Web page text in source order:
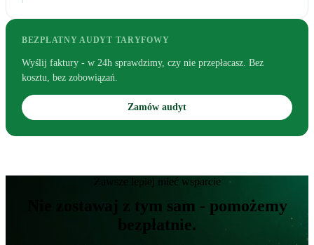
BEZPŁATNY AUDYT TARYFOWY
Wyślij faktury - w 24h sprawdzimy, czy nie przepłacasz. Bez
kosztu, bez zobowiązań.
Zamów audyt
Zawsze lepiej mieć wsparcie
Nie zostawaj z tym sam - pomożemy
bezpłatnie.